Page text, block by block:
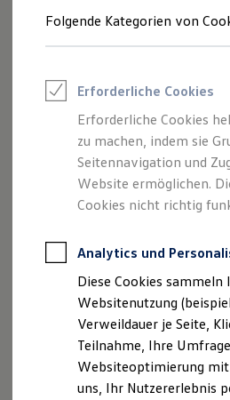
Junge Gebrauchtwagen
Saisonangebote
Leasing
Leasing-Angebote
Gebrauchtwagen
Junge
Elektroauto Leasing
Kleinwagen-Leasing
Leasing ohne
Autokredit mit
Versicherungen und
Kfz-Versicherung
Garantien
Wartungsverträge
Geschäftskunden
Professional Class
Großkunden
Behörden
Abenteuer
Tiguan.
Folgende Kategorien von
Erforderliche Cookies
Erforderliche Cookies
zu machen, indem sie
Seitennavigation und
Website ermöglichen.
Cookies nicht richtig
Analytics und
Diese Cookies
Websitenutzung
Verweildauer je Seite,
Teilnahme, Ihre
Websiteoptimierung
uns, Ihr Nutzererlebnis